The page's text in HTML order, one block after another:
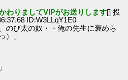
わりましてVIPがお送りします[] 投
ID:W3LLqY1E0
のび太の奴・・俺の先生に褒めら
）」